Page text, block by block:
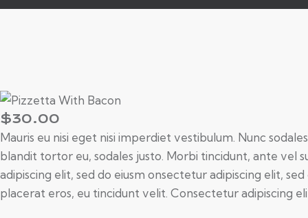
$30.00
Mauris eu nisi eget nisi imperdiet vestibulum. Nunc
blandit tortor eu, sodales justo. Morbi tincidunt, ante vel
adipiscing elit, sed do eiusm onsectetur adipiscing elit,
placerat eros, eu tincidunt velit. Consectetur adipiscing